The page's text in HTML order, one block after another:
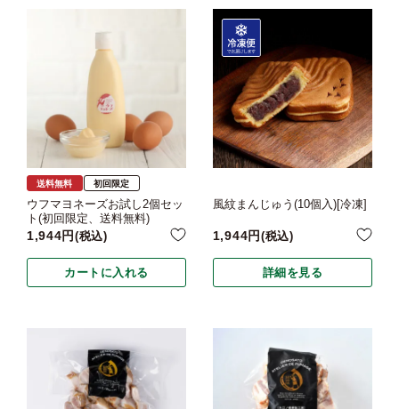
送料無料 初回限定
ウフマヨネーズお試し2個セッ
ト(初回限定、送料無料)
1,944 税込
カートに入れる
風紋まんじゅう(10個入)[冷凍]
1,944 税込
詳細を見る